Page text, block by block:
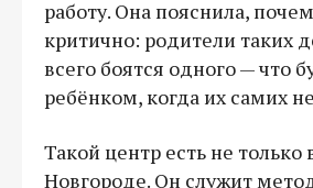
работу. Она пояснила,
критично: родители таких
всего боятся одного — что
ребёнком, когда их самих
Такой центр есть не
Новгороде. Он служит